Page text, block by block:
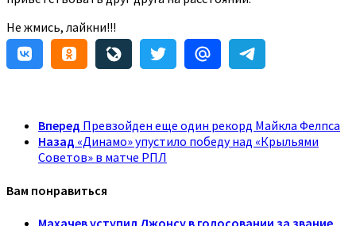
Не жмись, лайкни!!!
Вперед Превзойден еще один рекорд Майкла Фелпса
Назад «Динамо» упустило победу над «Крыльями
Советов» в матче РПЛ
Вам понравиться
Махачев уступил Джонсу в голосовании за звание